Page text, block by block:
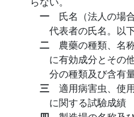
一 氏名（法人の場
代表者の氏名。以
二 農藥の種類、名
に有効成分とその
分の種類及び含有
三 適用病害虫、使
に関する試驗成績